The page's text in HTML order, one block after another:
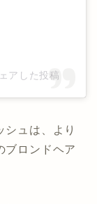
アした投稿
ュは、より
ブロンドヘア